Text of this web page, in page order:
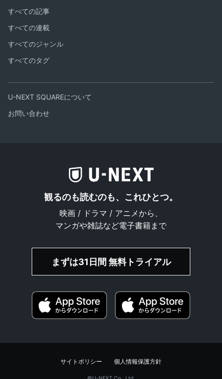
すべての記事
すべての連載
すべてのジャンル
すべてのタグ
U-NEXT SQUAREについて
お問い合わせ
観るのも読むのも、これひとつ。
映画 / ドラマ / アニメから、
マンガや雑誌など電子書籍まで
まずは31日間 無料トライアル
サイトポリシー 個人情報保護方針